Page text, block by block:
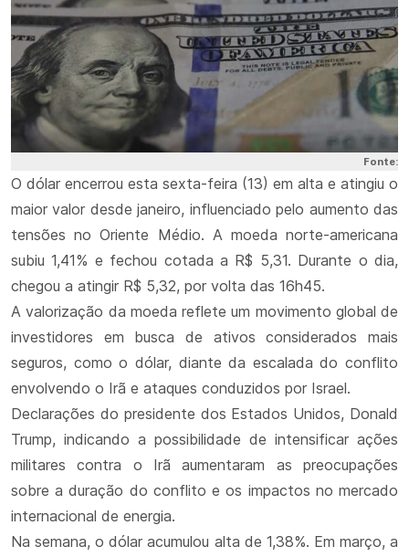
Fonte:
O dólar encerrou esta sexta-feira (13) em alta e atingiu o
maior valor desde janeiro, influenciado pelo aumento das
tensões no Oriente Médio. A moeda norte-americana
subiu 1,41% e fechou cotada a R$ 5,31. Durante o dia,
chegou a atingir R$ 5,32, por volta das 16h45.
A valorização da moeda reflete um movimento global de
investidores em busca de ativos considerados mais
seguros, como o dólar, diante da escalada do conflito
envolvendo o Irã e ataques conduzidos por Israel.
Declarações do presidente dos Estados Unidos, Donald
Trump, indicando a possibilidade de intensificar ações
militares contra o Irã aumentaram as preocupações
sobre a duração do conflito e os impactos no mercado
internacional de energia.
Na semana, o dólar acumulou alta de 1,38%. Em março, a